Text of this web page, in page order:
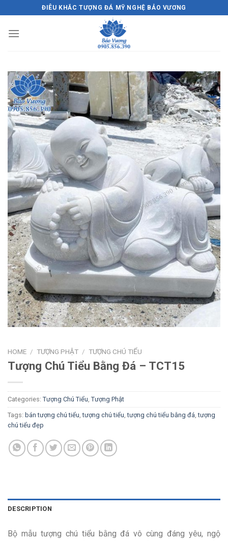
to
content
ĐIÊU KHẮC TƯỢNG ĐÁ MỸ NGHỆ BẢO VƯƠNG
HOME / TƯỢNG PHẬT / TƯỢNG CHÚ TIỂU
Tượng Chú Tiểu Bằng Đá – TCT15
Categories: Tượng Chú Tiểu, Tượng Phật
Tags: bán tượng chú tiểu,tượng chú tiểu,tượng chú tiểu bằng đá,tượng
chú tiểu đẹp
DESCRIPTION
Bộ mẫu tượng chú tiểu bằng đá vô cùng đáng yêu, ngộ